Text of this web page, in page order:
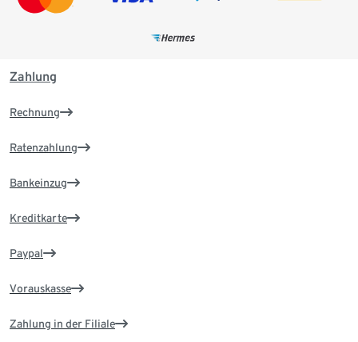
Zahlung
Rechnung
Ratenzahlung
Bankeinzug
Kreditkarte
Paypal
Vorauskasse
Zahlung in der Filiale